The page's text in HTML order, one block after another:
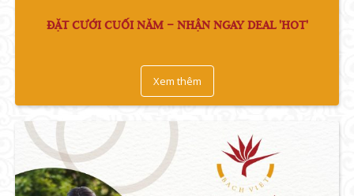
ĐẶT CƯỚI CUỐI NĂM – NHẬN NGAY DEAL 'HOT'
Xem thêm